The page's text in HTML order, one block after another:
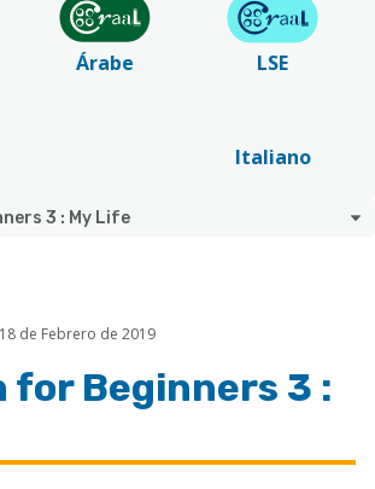
Árabe LSE
Italiano
3 : My Life
de Febrero de 2019
for Beginners 3 :